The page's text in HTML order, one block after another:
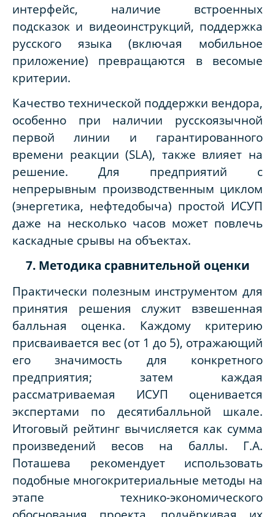
интерфейс, наличие встроенных
подсказок и видеоинструкций, поддержка
русского языка (включая мобильное
приложение) превращаются в весомые
критерии.
Качество технической поддержки вендора,
особенно при наличии русскоязычной
первой линии и гарантированного
времени реакции (SLA), также влияет на
решение. Для предприятий с
непрерывным производственным циклом
(энергетика, нефтедобыча) простой ИСУП
даже на несколько часов может повлечь
каскадные срывы на объектах.
7. Методика сравнительной оценки
Практически полезным инструментом для
принятия решения служит взвешенная
балльная оценка. Каждому критерию
присваивается вес (от 1 до 5), отражающий
его значимость для конкретного
предприятия; затем каждая
рассматриваемая ИСУП оценивается
экспертами по десятибалльной шкале.
Итоговый рейтинг вычисляется как сумма
произведений весов на баллы. Г.А.
Поташева рекомендует использовать
подобные многокритериальные методы на
этапе технико-экономического